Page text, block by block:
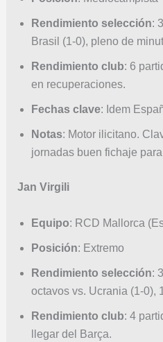
Rendimiento selección:
Brasil (1-0), pleno de
Rendimiento club: 6
en recuperaciones.
Fechas clave: Idem
Notas: Motor ilicitano.
jornadas buen fichaje
Jan Virgili
Equipo: RCD Mallorca
Posición: Extremo
Rendimiento selección:
octavos vs. Ucrania (1-0),
Rendimiento club: 4
llegar del Barça.